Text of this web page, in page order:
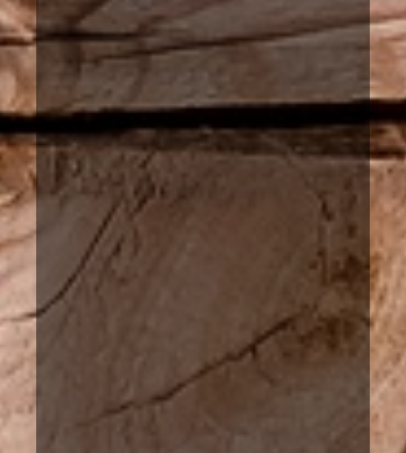
Kaijonselän mökit ovat ehkä paras tapa
ja nauttia Suomen luonnosta.
sijaitsevat Joroisissa ja Pieksämäellä
Savossa.
...ja nauttia
Kaijonselän mökit ovat ehkä paras tapa
ja nauttia Suomen luonnosta.